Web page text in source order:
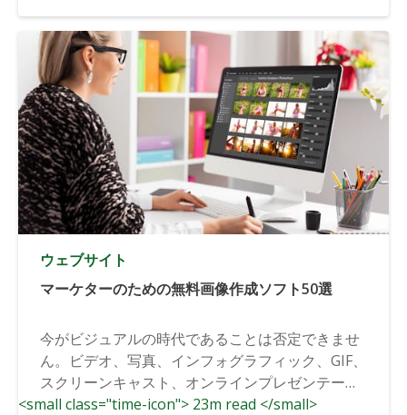
ウェブサイト
マーケターのための無料画像作成ソフト50選
今がビジュアルの時代であることは否定できませ
ん。ビデオ、写真、インフォグラフィック、GIF、
スクリーンキャスト、オンラインプレゼンテーシ
ョン...。
<small class="time-icon"> 23m read </small>